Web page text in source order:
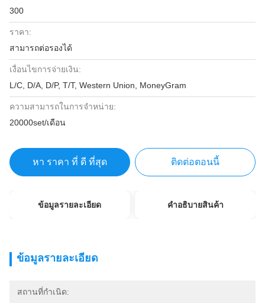
300
ราคา:
สามารถต่อรองได้
เงื่อนไขการจ่ายเงิน:
L/C, D/A, D/P, T/T, Western Union, MoneyGram
ความสามารถในการจําหน่าย:
20000set/เดือน
หา ราคา ที่ ดี ที่สุด ติดต่อตอนนี้
ข้อมูลรายละเอียด คําอธิบายสินค้า
ข้อมูลรายละเอียด
สถานที่กำเนิด: